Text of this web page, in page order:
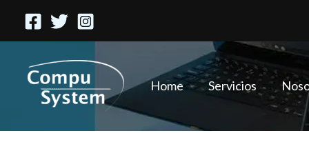
contenido
Home Servicios